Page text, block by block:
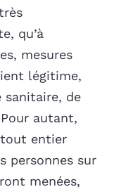
qu’à
mesures
légitime,
sanitaire, de
autant,
tout entier
personnes sur
menées,